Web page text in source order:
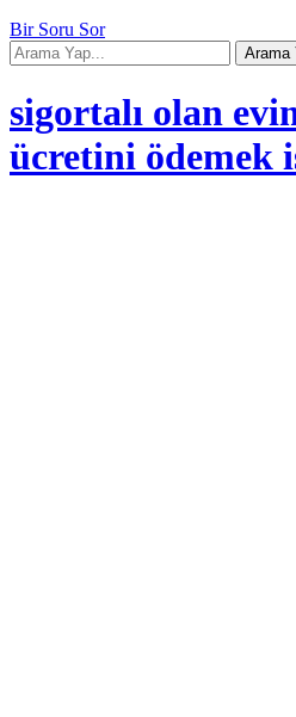
Bir Soru Sor
sigortalı olan
ücretini ödemek